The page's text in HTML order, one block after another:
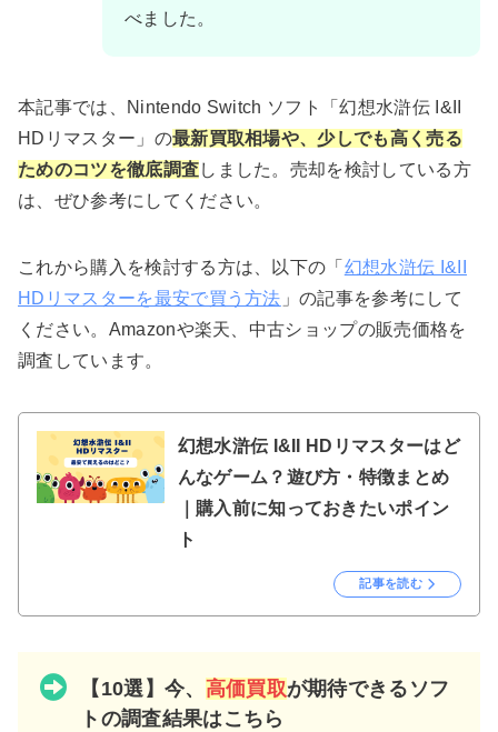
べました。
本記事では、Nintendo Switch ソフト「幻想水滸伝 I&II
HDリマスター」の最新買取相場や、少しでも高く売る
ためのコツを徹底調査しました。売却を検討している方
は、ぜひ参考にしてください。
これから購入を検討する方は、以下の「 幻想水滸伝 I&II
HDリマスターを最安で買う方法 」の記事を参考にして
ください。Amazonや楽天、中古ショップの販売価格を
調査しています。
幻想水滸伝 I&II HDリマスターはど
んなゲーム？遊び方・特徴まとめ
｜購入前に知っておきたいポイン
ト
記事を読む
【10選】今、 高価買取が期待できるソフ
トの調査結果はこちら